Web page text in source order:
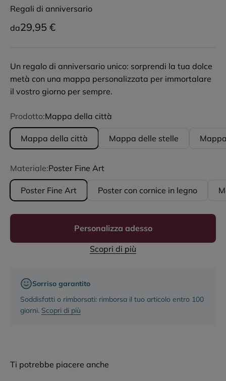
Regali di anniversario
daPrezzo scontato
29,95 €
Un regalo di anniversario unico: sorprendi la tua dolce
metà con una mappa personalizzata per immortalare
il vostro giorno per sempre.
Prodotto:Mappa della città
Mappa della città Mappa delle stelle
Materiale:Poster Fine Art
Poster Fine Art Poster con cornice in legno
Personalizza adesso
Scopri di più
Sorriso garantito
Soddisfatti o rimborsati: rimborsa il tuo articolo entro 100
giorni. Scopri di più
Ti potrebbe piacere anche